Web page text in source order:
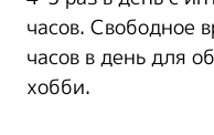
часов. Свободное
часов в день для
хобби.